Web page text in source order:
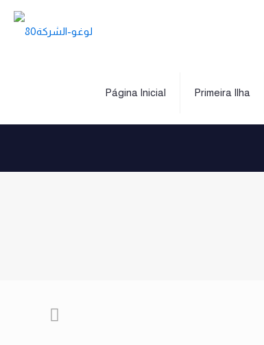
Página Inicial Primeira Ilha